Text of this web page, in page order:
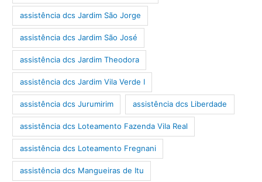
assistência dcs Jardim São Jorge
assistência dcs Jardim São José
assistência dcs Jardim Theodora
assistência dcs Jardim Vila Verde I
assistência dcs Jurumirim assistência dcs Liberdade
assistência dcs Loteamento Fazenda Vila Real
assistência dcs Loteamento Fregnani
assistência dcs Mangueiras de Itu